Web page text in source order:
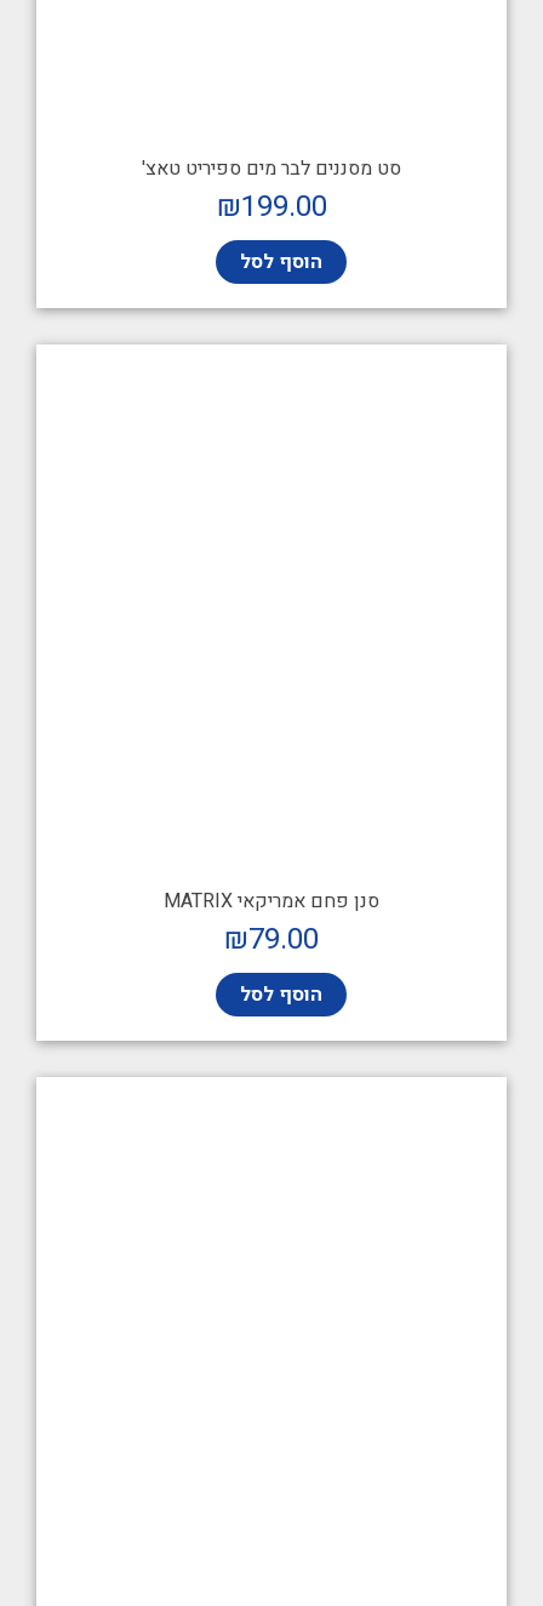
סט מסננים לבר מים ספיריט טאצ'
₪199.00
הוסף לסל
סנן פחם אמריקאי MATRIX
₪79.00
הוסף לסל